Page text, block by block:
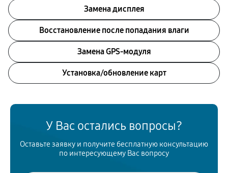
Замена дисплея
Восстановление после попадания влаги
Замена GPS-модуля
Установка/обновление карт
У Вас остались вопросы?
Оставьте заявку и получите бесплатную консультацию
по интересующему Вас вопросу